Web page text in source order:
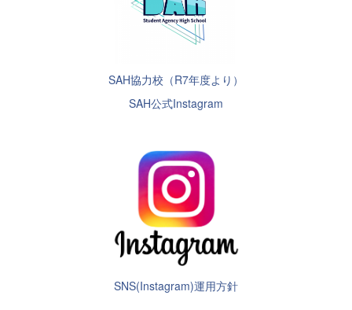
SAH協力校（R7年度より）
SAH公式Instagram
SNS(Instagram)運用方針